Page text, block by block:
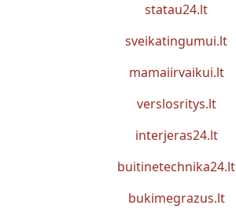
statau24.lt
sveikatingumui.lt
mamaiirvaikui.lt
verslosritys.lt
interjeras24.lt
buitinetechnika24.lt
bukimegrazus.lt